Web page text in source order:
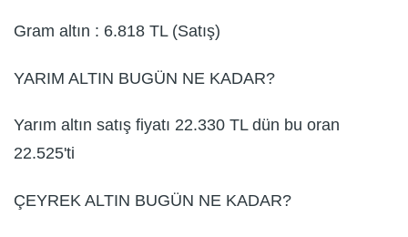
Gram altın : 6.818 TL (Satış)
YARIM ALTIN BUGÜN NE KADAR?
Yarım altın satış fiyatı 22.330 TL dün bu oran
22.525'ti
ÇEYREK ALTIN BUGÜN NE KADAR?